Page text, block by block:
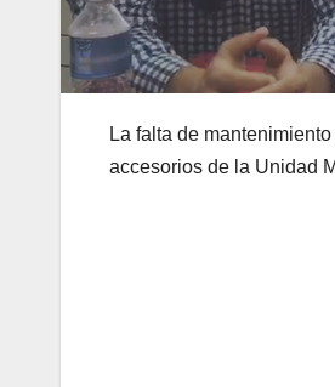
La falta de
accesorios de la Unidad